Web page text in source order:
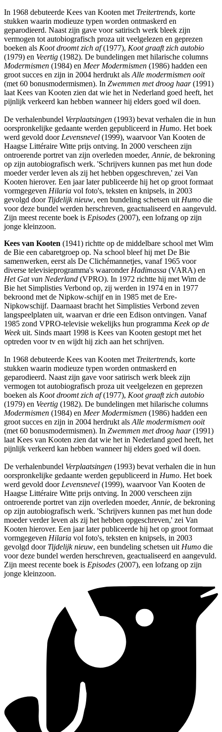
In 1968 debuteerde Kees van Kooten met Treitertrends, korte
stukken waarin modieuze typen worden ontmaskerd en
geparodieerd. Naast zijn gave voor satirisch werk bleek zijn
vermogen tot autobiografisch proza uit veelgelezen en geprezen
boeken als Koot droomt zich af(1977), Koot graaft zich autobio
(1979) en Veertig (1982). De bundelingen met hilarische columns
Modermismen (1984) en Meer Modermismen (1986) hadden een
groot succes en zijn in 2004 herdrukt als Alle modermismen ooit
(met 60 bonusmodermismen). In Zwemmen met droog haar(1991)
laat Kees van Kooten zien dat wie het in Nederland goed heeft, het
pijnlijk verkeerd kan hebben wanneer hij elders goed wil doen.
De verhalenbundel Verplaatsingen (1993) bevat verhalen die in hun
oorspronkelijke gedaante werden gepubliceerd in Humo. Het boek
werd gevold door Levensnevel (1999), waarvoor Van Kooten de
Haagse Littéraire Witte prijs ontving. In 2000 verscheen zijn
ontroerende portret van zijn overleden moeder, Annie, de bekroning
op zijn autobiografisch werk. 'Schrijvers kunnen pas met hun dode
moeder verder leven als zij het hebben opgeschreven,' zei Van
Kooten hierover. Een jaar later publiceerde hij het op groot formaat
vormgegeven Hilaria vol foto's, teksten en knipsels, in 2003
gevolgd door Tijdelijk nieuw, een bundeling schetsen uit Humo die
voor deze bundel werden herschreven, geactualiseerd en aangevuld.
Zijn meest recente boek is Episodes (2007), een lofzang op zijn
jonge kleinzoon.
Kees van Kooten (1941) richtte op de middelbare school met Wim
de Bie een cabaretgroep op. Na school bleef hij met De Bie
samenwerken, eerst als De Clichémannetjes, vanaf 1965 voor
diverse televisieprogramma's waaronder Hadimassa (VARA) en
Het Gat van Nederland (VPRO). In 1972 richtte hij met Wim de
Bie het Simplisties Verbond op, zij werden in 1974 en in 1977
bekroond met de Nipkow-schijf en in 1985 met de Ere-
Nipkowschijf. Daarnaast bracht het Simplisties Verbond zeven
langspeelplaten uit, waarvan er drie een Edison ontvingen. Vanaf
1985 zond VPRO-televisie wekelijks hun programma Keek op de
Weekuit. Sinds maart 1998 is Kees van Kooten gestopt met het
optreden voor tv en wijdt hij zich aan het schrijven.
In 1968 debuteerde Kees van Kooten met Treitertrends, korte
stukken waarin modieuze typen worden ontmaskerd en
geparodieerd. Naast zijn gave voor satirisch werk bleek zijn
vermogen tot autobiografisch proza uit veelgelezen en geprezen
boeken als Koot droomt zich af(1977), Koot graaft zich autobio
(1979) en Veertig (1982). De bundelingen met hilarische columns
Modermismen (1984) en Meer Modermismen (1986) hadden een
groot succes en zijn in 2004 herdrukt als Alle modermismen ooit
(met 60 bonusmodermismen). In Zwemmen met droog haar(1991)
laat Kees van Kooten zien dat wie het in Nederland goed heeft, het
pijnlijk verkeerd kan hebben wanneer hij elders goed wil doen.
De verhalenbundel Verplaatsingen (1993) bevat verhalen die in hun
oorspronkelijke gedaante werden gepubliceerd in Humo. Het boek
werd gevold door Levensnevel (1999), waarvoor Van Kooten de
Haagse Littéraire Witte prijs ontving. In 2000 verscheen zijn
ontroerende portret van zijn overleden moeder, Annie, de bekroning
op zijn autobiografisch werk. 'Schrijvers kunnen pas met hun dode
moeder verder leven als zij het hebben opgeschreven,' zei Van
Kooten hierover. Een jaar later publiceerde hij het op groot formaat
vormgegeven Hilaria vol foto's, teksten en knipsels, in 2003
gevolgd door Tijdelijk nieuw, een bundeling schetsen uit Humo die
voor deze bundel werden herschreven, geactualiseerd en aangevuld.
Zijn meest recente boek is Episodes (2007), een lofzang op zijn
jonge kleinzoon.